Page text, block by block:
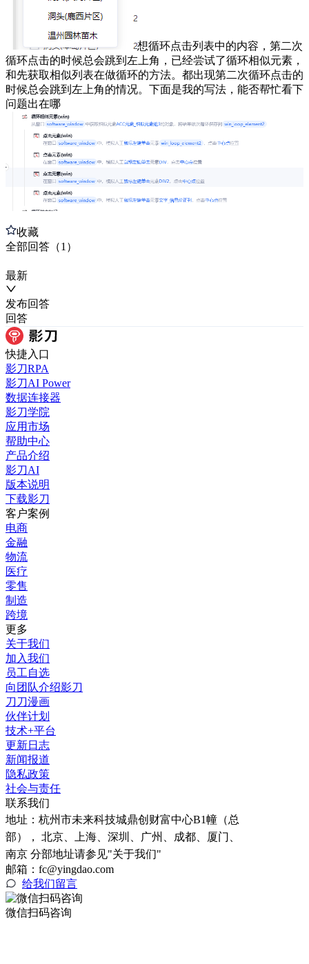
想循环点击列表中的内容，第二次
循环点击的时候总会跳到左上角，已经尝试了循环相似元素，
和先获取相似列表在做循环的方法。都出现第二次循环点击的
时候总会跳到左上角的情况。下面是我的写法，能否帮忙看下
问题出在哪
收藏
全部回答 （1）
最新
发布回答
回答
快捷入口
影刀RPA
影刀AI Power
数据连接器
影刀学院
应用市场
帮助中心
产品介绍
影刀AI
版本说明
下载影刀
客户案例
电商
金融
物流
医疗
零售
制造
跨境
更多
关于我们
加入我们
员工自选
向团队介绍影刀
刀刀漫画
伙伴计划
技术+平台
更新日志
新闻报道
隐私政策
社会与责任
联系我们
地址： 杭州市未来科技城鼎创财富中心B1幢（总
部）， 北京、上海、深圳、广州、成都、厦门、
南京 分部地址请参见"关于我们"
邮箱：fc@yingdao.com
给我们留言
微信扫码咨询